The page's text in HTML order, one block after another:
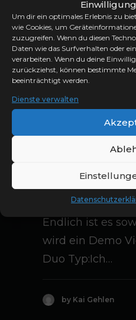
Um dir ein optimales Erlebnis zu
wie Cookies, um
zuzugreifen. Wenn du diesen
Daten wie das Surfverhalten oder
verarbeiten. Wenn du deine
zurückziehst, können bestimmte
beeinträchtigt werden.
Dienste verwalten
Sachen
Video
Endlich ist es
wird ein Demo
Duo Typ:Ich…
by Kai Gehlen